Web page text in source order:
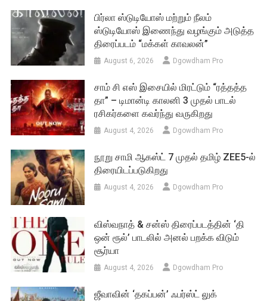
பிர்லா ஸ்டுடியோஸ் மற்றும் நீலம்
ஸ்டுடியோஸ் இணைந்து வழங்கும் அடுத்த
திரைப்படம் “மக்கள் காவலன்”
August 6, 2026 Dgowdham Pro
சாம் சி எஸ் இசையில் மிரட்டும் “ரத்தத்த
தா” – டிமான்டி காலனி 3 முதல் பாடல்
ரசிகர்களை கவர்ந்து வருகிறது
August 4, 2026 Dgowdham Pro
நூறு சாமி ஆகஸ்ட் 7 முதல் தமிழ் ZEE5-ல்
திரையிடப்படுகிறது
August 4, 2026 Dgowdham Pro
விஸ்வநாத் & சன்ஸ் திரைப்படத்தின் ‘தி
ஒன் ரூல்’ பாடலில் அனல் பறக்க விடும்
சூர்யா
August 4, 2026 Dgowdham Pro
ஜீவாவின் ‘தகப்பன்’ ஃபர்ஸ்ட் லுக்